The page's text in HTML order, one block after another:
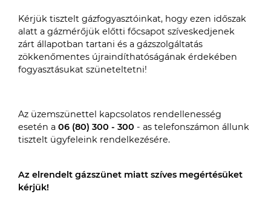
Kérjük tisztelt gázfogyasztóinkat, hogy ezen időszak
alatt a gázmérőjük előtti főcsapot szíveskedjenek
zárt állapotban tartani és a gázszolgáltatás
zökkenőmentes újraindíthatóságának érdekében
fogyasztásukat szüneteltetni!
Az üzemszünettel kapcsolatos rendellenesség
esetén a 06 (80) 300 - 300 - as telefonszámon állunk
tisztelt ügyfeleink rendelkezésére.
Az elrendelt gázszünet miatt szíves megértésüket
kérjük!